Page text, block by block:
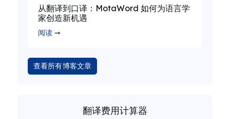
从翻译到口译：MotaWord 如何为语言学
家创造新机遇
阅读 ➞
查看所有博客文章
翻译费用计算器